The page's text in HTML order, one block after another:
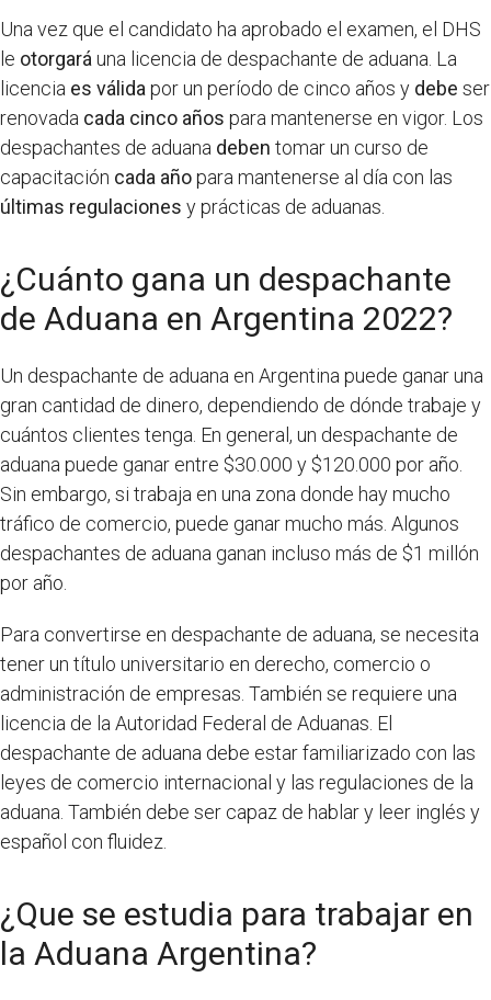
Una vez que el candidato ha aprobado el examen, el DHS
le otorgará una licencia de despachante de aduana. La
licencia es válida por un período de cinco años y debe ser
renovada cada cinco años para mantenerse en vigor. Los
despachantes de aduana deben tomar un curso de
capacitación cada añopara mantenerse al día con las
últimas regulaciones y prácticas de aduanas.
¿Cuánto gana un despachante
de Aduana en Argentina 2022?
Un despachante de aduana en Argentina puede ganar una
gran cantidad de dinero, dependiendo de dónde trabaje y
cuántos clientes tenga. En general, un despachante de
aduana puede ganar entre $30.000 y $120.000 por año.
Sin embargo, si trabaja en una zona donde hay mucho
tráfico de comercio, puede ganar mucho más. Algunos
despachantes de aduana ganan incluso más de $1 millón
por año.
Para convertirse en despachante de aduana, se necesita
tener un título universitario en derecho, comercio o
administración de empresas. También se requiere una
licencia de la Autoridad Federal de Aduanas. El
despachante de aduana debe estar familiarizado con las
leyes de comercio internacional y las regulaciones de la
aduana. También debe ser capaz de hablar y leer inglés y
español con fluidez.
¿Que se estudia para trabajar en
la Aduana Argentina?